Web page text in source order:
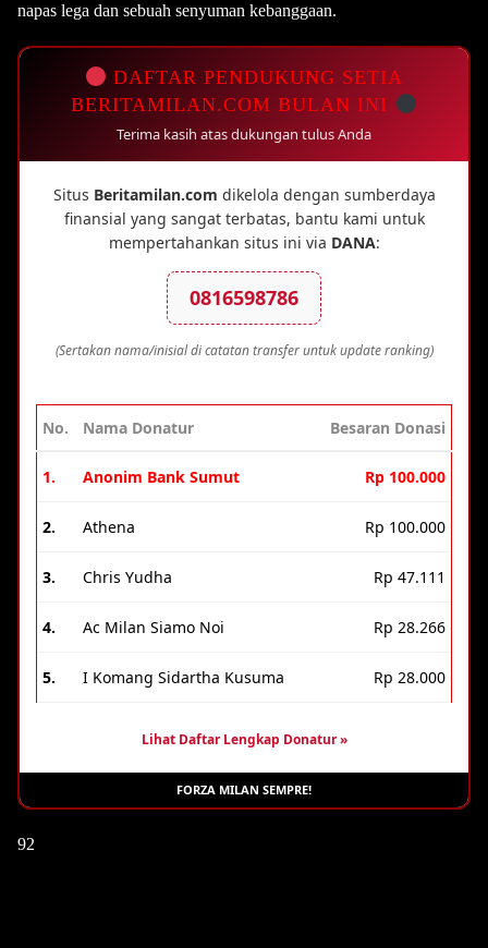
napas lega dan sebuah senyuman kebanggaan.
DAFTAR PENDUKUNG SETIA
BERITAMILAN.COM BULAN INI
Terima kasih atas dukungan tulus Anda
Situs Beritamilan.com dikelola dengan sumberdaya
finansial yang sangat terbatas, bantu kami untuk
mempertahankan situs ini via DANA:
0816598786
(Sertakan nama/inisial di catatan transfer untuk update ranking)
No. Nama Donatur Besaran Donasi
1. Anonim Bank Sumut Rp 100.000
2. Athena Rp 100.000
3. Chris Yudha Rp 47.111
4. Ac Milan Siamo Noi Rp 28.266
5. I Komang Sidartha Kusuma Rp 28.000
Lihat Daftar Lengkap Donatur »
FORZA MILAN SEMPRE!
92